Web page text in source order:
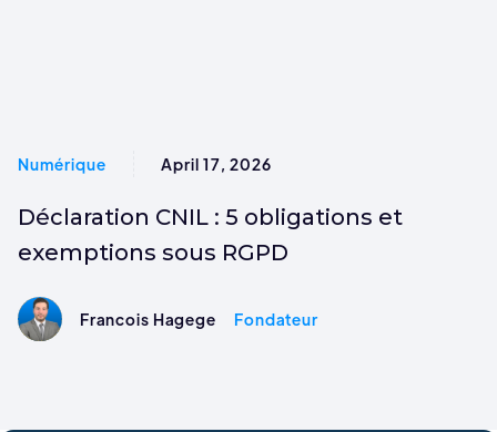
Numérique April 17, 2026
Déclaration CNIL : 5 obligations et
exemptions sous RGPD
Francois Hagege Fondateur